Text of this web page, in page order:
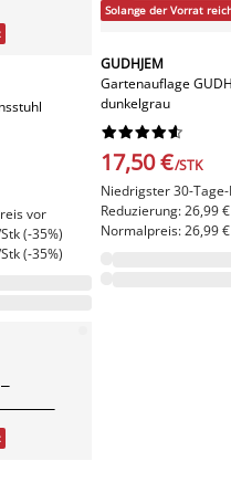
vor
(-35%)
(-35%)
Solange der Vorrat
GUDHJEM
Gartenauflage
dunkelgrau






17,50 €/STK
Niedrigster 30-
Reduzierung: 26,99
Normalpreis: 26,99